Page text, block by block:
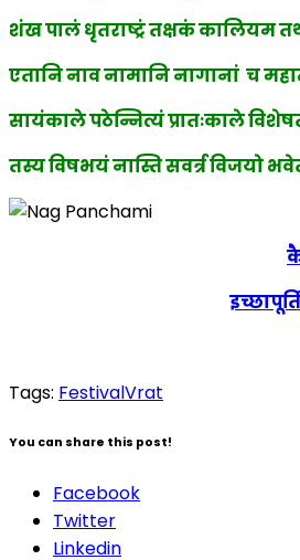
शंख पालं धृतराष्ट्रं तक्षकं कालियम
एतानि नाव नामानि नागानां च
सायंकाले पठेन्नित्यं प्रातःकाले
तस्य विषभयं नास्ति सवर्त्र विजयो
Tags: FestivalVrat
You can share this post!
Facebook
Twitter
Linkedin